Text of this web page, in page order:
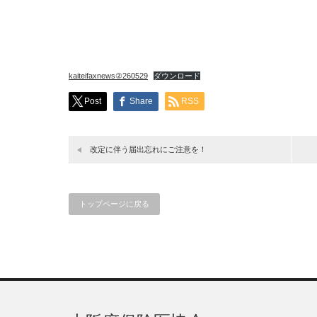
kaiteifaxnews②260529 ダウンロード
Post Share RSS
改定に伴う届出忘れにご注意を！
トップページに戻る